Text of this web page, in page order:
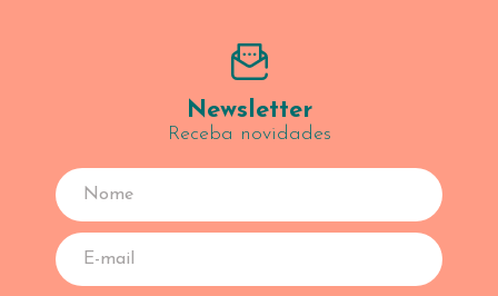
Newsletter
Receba novidades